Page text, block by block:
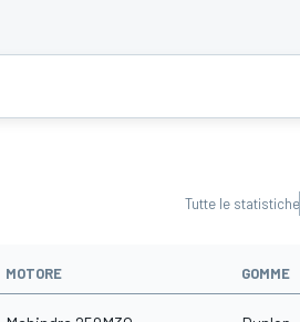
Tutte le statistiche
MOTORE GOMME